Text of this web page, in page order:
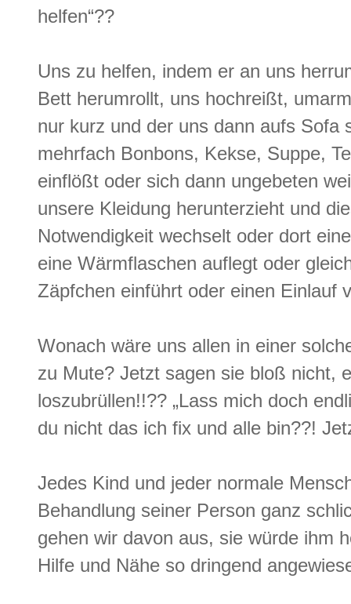
helfen“??
Uns zu helfen, indem er an uns
Bett herumrollt, uns hochreißt,
nur kurz und der uns dann aufs Sofa
mehrfach Bonbons, Kekse, Suppe,
einflößt oder sich dann ungebeten
unsere Kleidung herunterzieht und
Notwendigkeit wechselt oder dort
eine Wärmflaschen auflegt oder
Zäpfchen einführt oder einen Einlauf
Wonach wäre uns allen in einer
zu Mute? Jetzt sagen sie bloß nicht,
loszubrüllen!!?? „Lass mich doch
du nicht das ich fix und alle bin??!
Jedes Kind und jeder normale
Behandlung seiner Person ganz
gehen wir davon aus, sie würde ihm
Hilfe und Nähe so dringend